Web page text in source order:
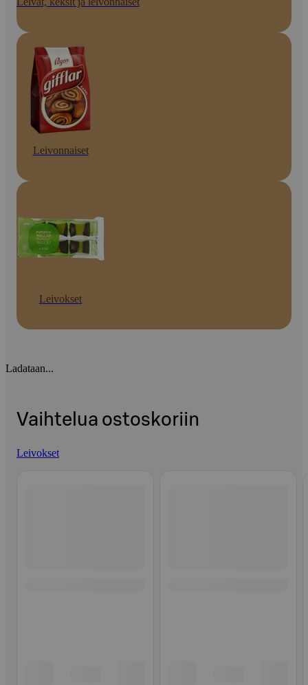
Leivonnaiset
Leivokset
Ladataan...
Vaihtelua ostoskoriin
Leivokset